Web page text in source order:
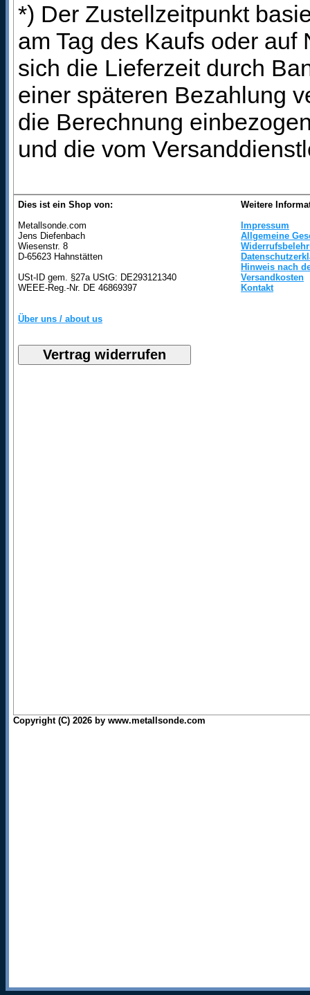
*) Der Zustellzeitpunkt
am Tag des Kaufs oder
sich die Lieferzeit durch
einer späteren Bezahlung
die Berechnung
und die vom
Dies ist ein Shop von:
Metallsonde.com
Jens Diefenbach
Wiesenstr. 8
D-65623 Hahnstätten
USt-ID gem. §27a UStG: DE293121340
WEEE-Reg.-Nr. DE 46869397
Über uns / about us
Weitere
Impressum
Allgemeine
Hinweis nach
Versandkosten
Kontakt
Copyright (C) 2026 by www.metallsonde.com